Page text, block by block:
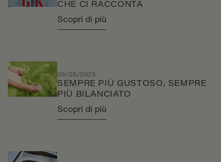
CHE CI RACCONTA
Scopri di più
09/05/2025
SEMPRE PIÙ GUSTOSO, SEMPRE
PIÙ BILANCIATO
Scopri di più